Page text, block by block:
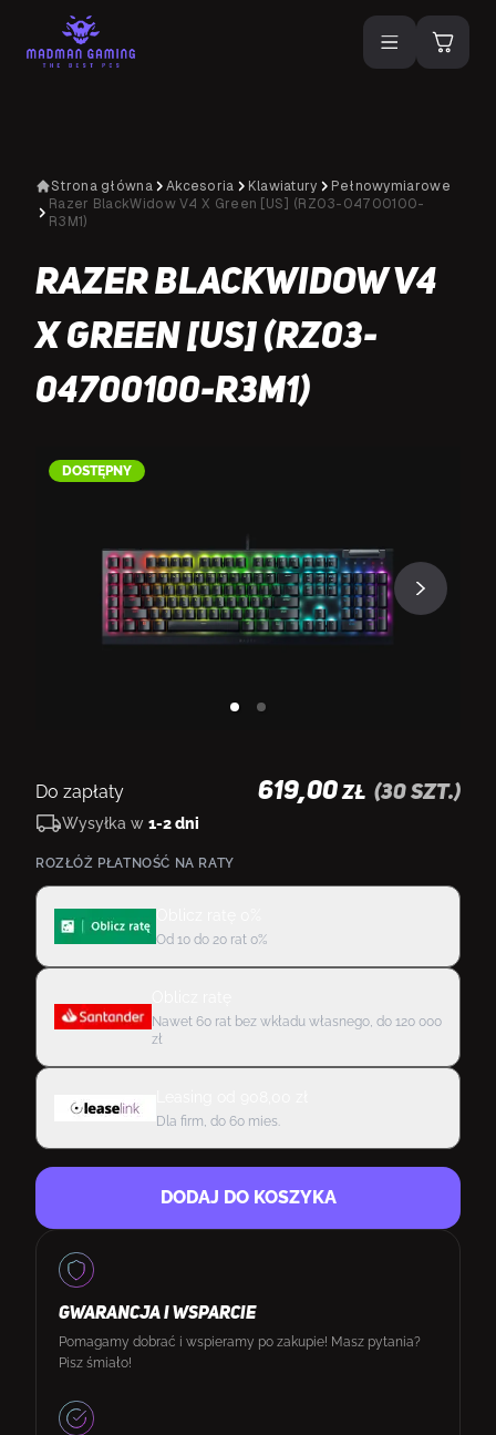
Strona główna Akcesoria Klawiatury
Pełnowymiarowe
Razer BlackWidow V4 X Green [US] (RZ03-04700100-
R3M1)
Razer BlackWidow V4
X Green [US] (RZ03-
04700100-R3M1)
DOSTĘPNY
Do zapłaty 619,00 ZŁ (30 szt.)
Wysyłka w 1-2 dni
ROZŁÓŻ PŁATNOŚĆ NA RATY
Od 10 do 20 rat 0%
Nawet 60 rat bez wkładu własnego, do 120 000
zł
Dla firm, do 60 mies.
DODAJ DO KOSZYKA
GWARANCJA I WSPARCIE
Pomagamy dobrać i wspieramy po zakupie! Masz pytania?
Pisz śmiało!